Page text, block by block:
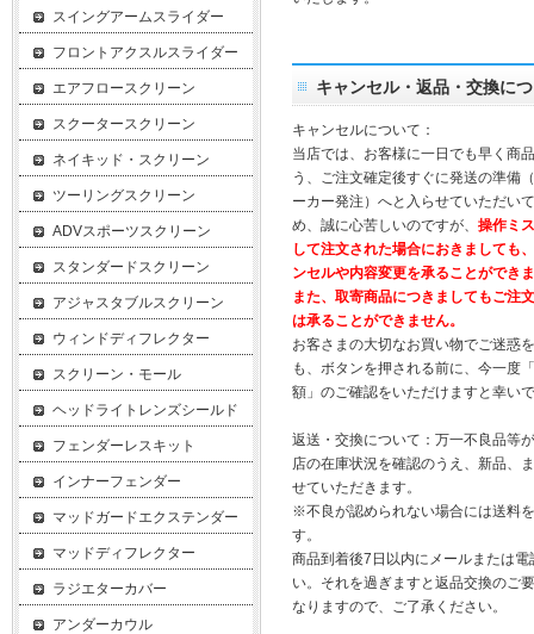
キャンセル・返品・交換に
キャンセルについて：
当店では、お客様に一日でも早く商
う、ご注文確定後すぐに発送の準備
ーカー発注）へと入らせていただい
め、誠に心苦しいのですが、 操作ミ
して注文された場合におきましても
ンセルや内容変更を承ることができ
また、取寄商品につきましてもご注
は承ることができません。
お客さまの大切なお買い物でご迷惑
も、ボタンを押される前に、今一度
額」のご確認をいただけますと幸い
返送・交換について：万一不良品等
店の在庫状況を確認のうえ、新品、
せていただきます。
※不良が認められない場合には送料
す。
商品到着後7日以内にメールまたは
い。それを過ぎますと返品交換のご
なりますので、ご了承ください。
スイングアームスライダー
フロントアクスルスライダー
エアフロースクリーン
スクータースクリーン
ネイキッド・スクリーン
ツーリングスクリーン
ADVスポーツスクリーン
スタンダードスクリーン
アジャスタブルスクリーン
ウィンドディフレクター
スクリーン・モール
ヘッドライトレンズシールド
フェンダーレスキット
インナーフェンダー
マッドガードエクステンダー
マッドディフレクター
ラジエターカバー
アンダーカウル